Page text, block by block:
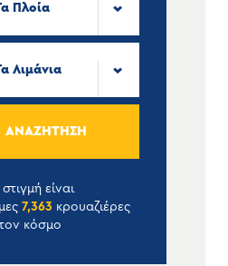
Πλοία
Λιμάνια
ΑΝΑΖΉΤΗΣΗ
είναι
7,363 κρουαζιέρες
κόσμο